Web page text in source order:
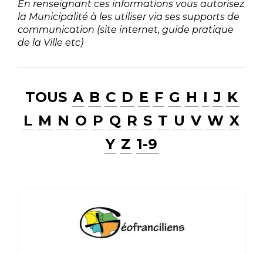
En renseignant ces informations vous autorisez
la Municipalité à les utiliser via ses supports de
communication (site internet, guide pratique
de la Ville etc)
TOUS A B C D E F G H I J K
L M N O P Q R S T U V W X
Y Z 1-9